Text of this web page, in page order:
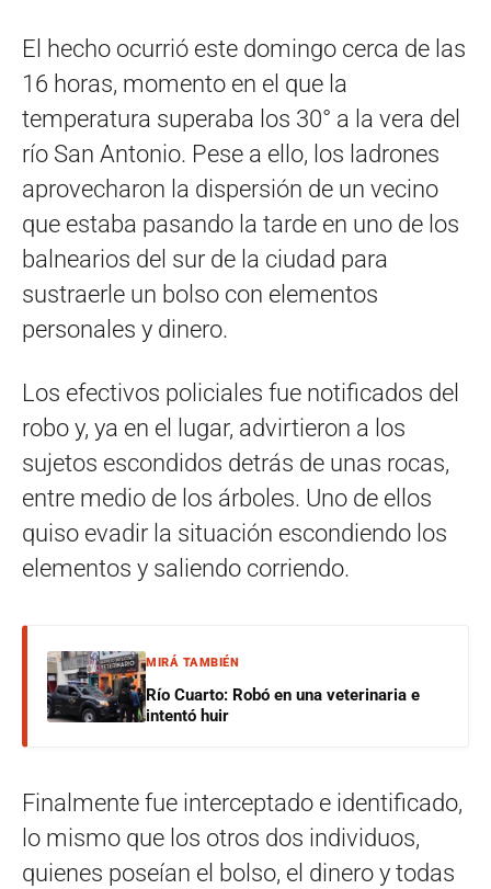
El hecho ocurrió este domingo cerca de las
16 horas, momento en el que la
temperatura superaba los 30° a la vera del
río San Antonio. Pese a ello, los ladrones
aprovecharon la dispersión de un vecino
que estaba pasando la tarde en uno de los
balnearios del sur de la ciudad para
sustraerle un bolso con elementos
personales y dinero.
Los efectivos policiales fue notificados del
robo y, ya en el lugar, advirtieron a los
sujetos escondidos detrás de unas rocas,
entre medio de los árboles. Uno de ellos
quiso evadir la situación escondiendo los
elementos y saliendo corriendo.
MIRÁ TAMBIÉN
Río Cuarto: Robó en una veterinaria e
intentó huir
Finalmente fue interceptado e identificado,
lo mismo que los otros dos individuos,
quienes poseían el bolso, el dinero y todas